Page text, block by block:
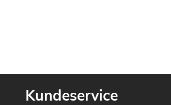
Kundeservice